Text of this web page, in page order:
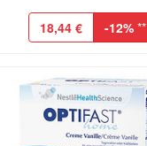
18,44 € -12%**